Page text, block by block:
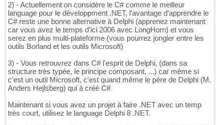
2) - Actuellement on considère le C# comme le meilleur
language pour le développment .NET, l'avantage d'apprendre le
C# reste une bonne alternative à Delphi (apprenez maintenant
car vous avez le temps d'ici 2006 avec LongHorn) et vous
serez en plus multi-plateforme (vous pourrez jongler entre les
outils Borland et les outils Microsoft)
3) - Vous retrouvrez dans C# l'esprit de Delphi, (dans sa
structure très typée, le principe composant, ...) car même si
c'est un outil Microsoft, c'est quand même le père de Delphi (M.
Anders Hejlsberg) qui à créé C#
Maintenant si vous avez un projet à faire .NET avec un temp
très court, utilisez le language Delphi 8 .NET.